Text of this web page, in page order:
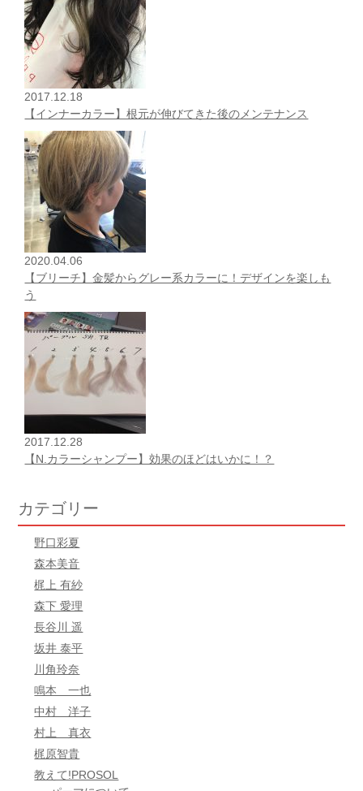
2017.12.18
【インナーカラー】根元が伸びてきた後のメンテナンス
2020.04.06
【ブリーチ】金髪からグレー系カラーに！デザインを楽しも
う
2017.12.28
【N.カラーシャンプー】効果のほどはいかに！？
カテゴリー
野口彩夏
森本美音
梶上 有紗
森下 愛理
長谷川 遥
坂井 泰平
川角玲奈
鳴本 一也
中村 洋子
村上 真衣
梶原智貴
教えて!PROSOL